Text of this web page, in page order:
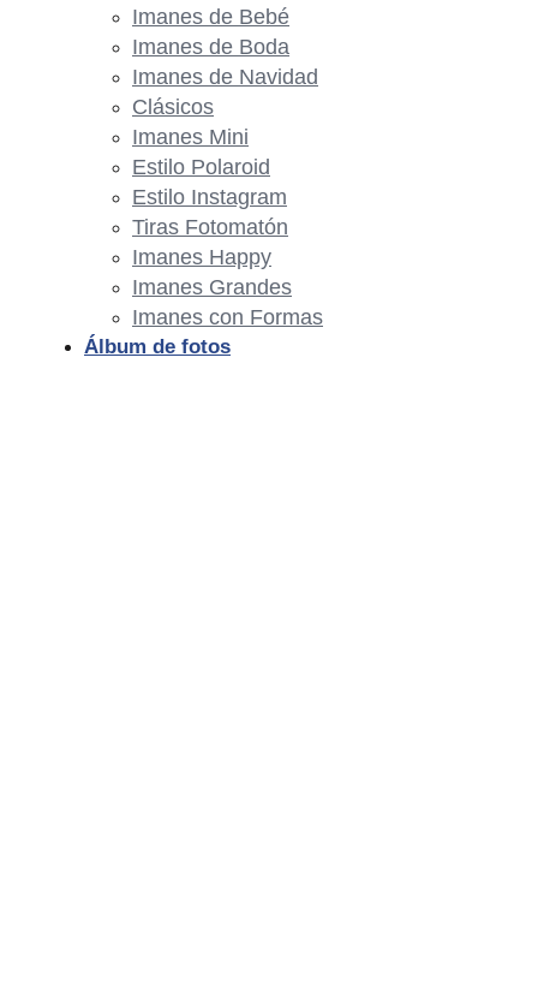
Imanes de Bebé
Imanes de Boda
Imanes de Navidad
Clásicos
Imanes Mini
Estilo Polaroid
Estilo Instagram
Tiras Fotomatón
Imanes Happy
Imanes Grandes
Imanes con Formas
Álbum de fotos